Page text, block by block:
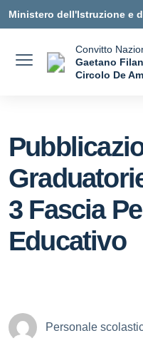
Ministero dell'Istruzione e
Convitto
Gaetano
Circolo De
3 Fascia
Educativo
Personale